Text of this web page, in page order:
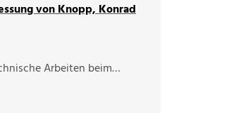
von Knopp, Konrad
Arbeiten beim…